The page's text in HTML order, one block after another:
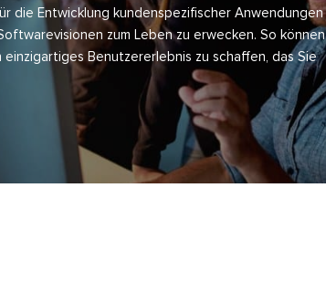
die Entwicklung kundenspezifischer Anwendungen
zum Leben zu erwecken. So können
Benutzererlebnis zu schaffen, das Sie